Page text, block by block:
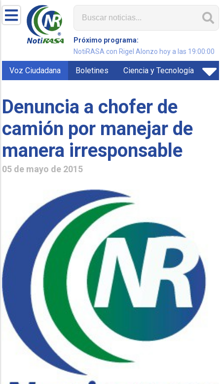
Próximo programa:
NotiRASA con Rigel Alonzo hoy a las 19:00:00
Voz Ciudadana Boletines Ciencia y Tecnología
Denuncia a chofer de
camión por manejar de
manera irresponsable
05 de mayo de 2015